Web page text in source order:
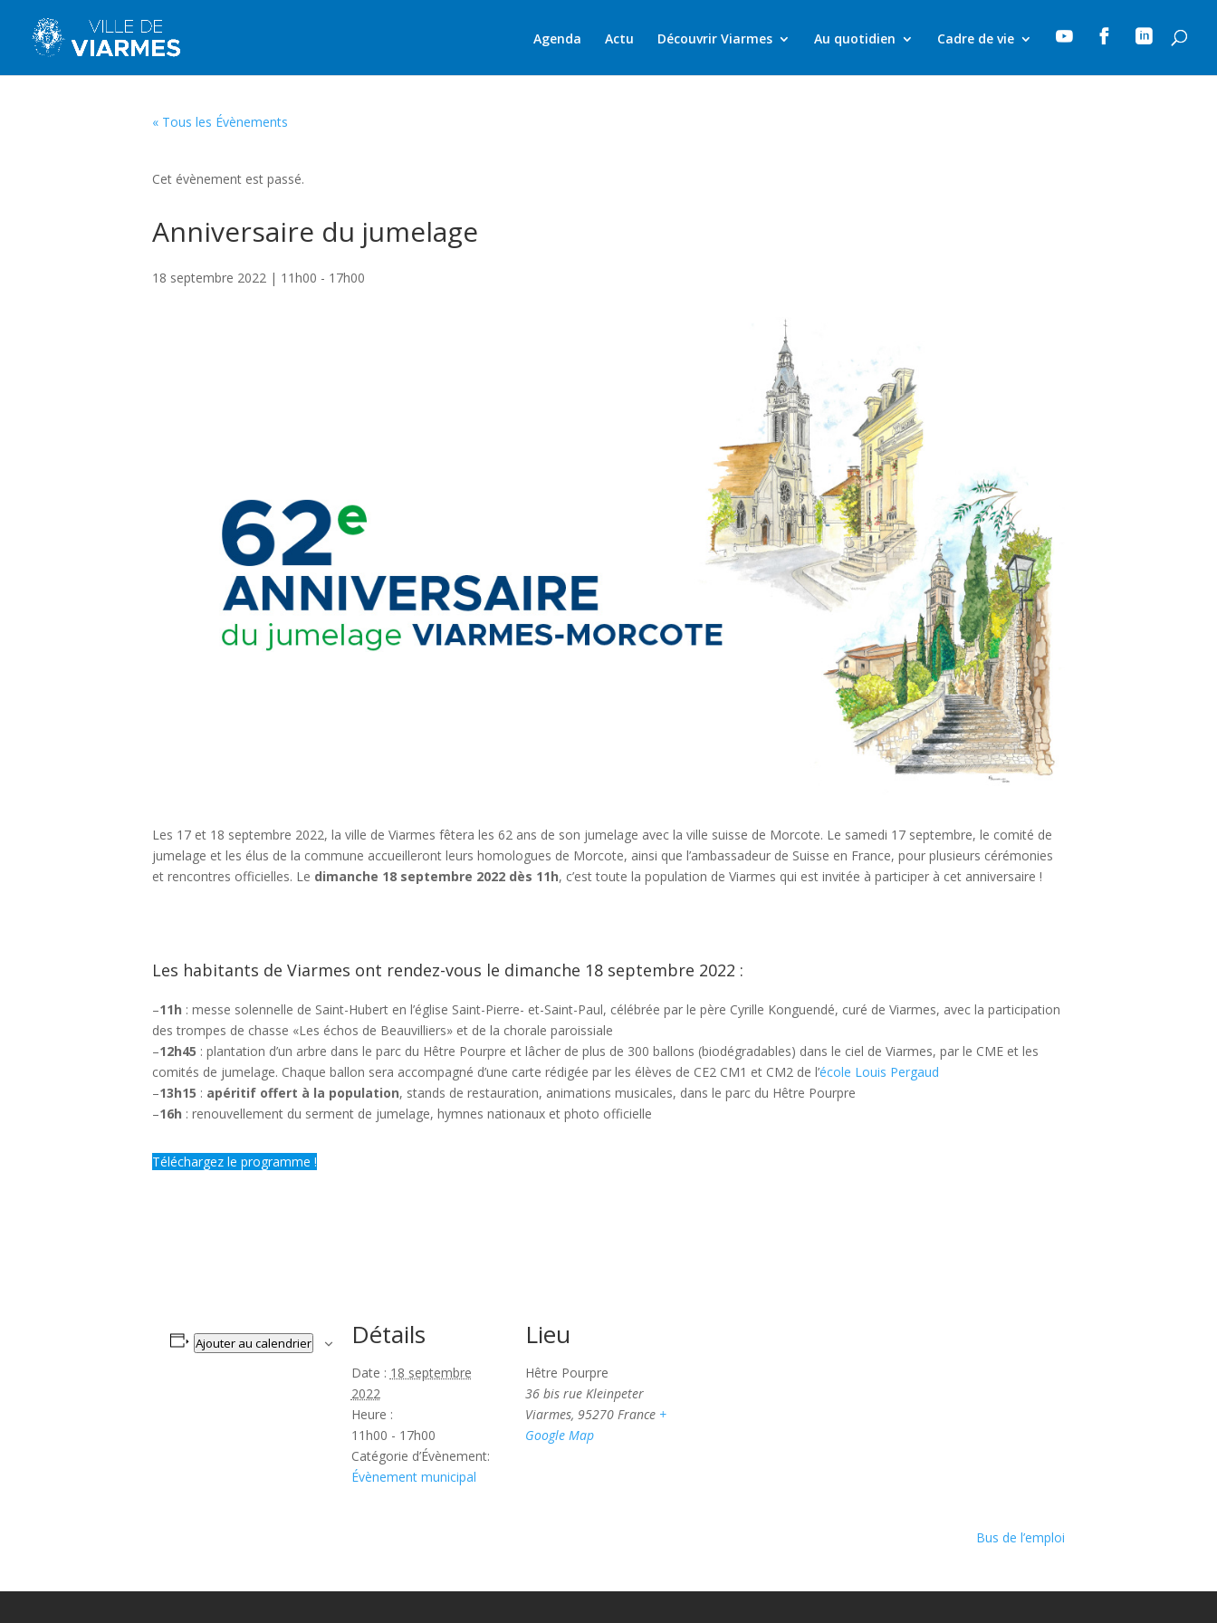
Agenda Actu Découvrir Viarmes Au quotidien Cadre de vie   
« Tous les Évènements
Cet évènement est passé.
Anniversaire du jumelage
18 septembre 2022 | 11h00 - 17h00
Les 17 et 18 septembre 2022, la ville de Viarmes fêtera les 62 ans de son jumelage avec la ville suisse de Morcote. Le samedi 17 septembre, le comité de
jumelage et les élus de la commune accueilleront leurs homologues de Morcote, ainsi que l’ambassadeur de Suisse en France, pour plusieurs cérémonies
et rencontres officielles. Le dimanche 18 septembre 2022 dès 11h, c’est toute la population de Viarmes qui est invitée à participer à cet anniversaire !
Les habitants de Viarmes ont rendez-vous le dimanche 18 septembre 2022 :
–11h : messe solennelle de Saint-Hubert en l’église Saint-Pierre- et-Saint-Paul, célébrée par le père Cyrille Konguendé, curé de Viarmes, avec la participation
des trompes de chasse «Les échos de Beauvilliers» et de la chorale paroissiale
–12h45 : plantation d’un arbre dans le parc du Hêtre Pourpre et lâcher de plus de 300 ballons (biodégradables) dans le ciel de Viarmes, par le CME et les
comités de jumelage. Chaque ballon sera accompagné d’une carte rédigée par les élèves de CE2 CM1 et CM2 de l’école Louis Pergaud
–13h15 : apéritif offert à la population, stands de restauration, animations musicales, dans le parc du Hêtre Pourpre
–16h : renouvellement du serment de jumelage, hymnes nationaux et photo officielle
Téléchargez le programme !
Ajouter au calendrier Détails
Date : 18 septembre
2022
Heure :
11h00 - 17h00
Catégorie d’Évènement:
Évènement municipal
Lieu
Hêtre Pourpre
36 bis rue Kleinpeter
Viarmes, 95270 France +
Google Map
Bus de l’emploi